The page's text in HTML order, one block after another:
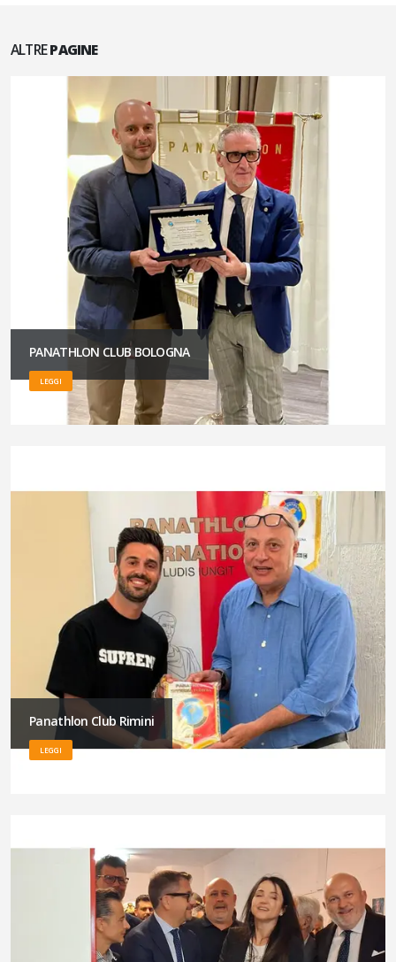
ALTREPAGINE
PANATHLON CLUB BOLOGNA
LEGGI
Panathlon Club Rimini
LEGGI